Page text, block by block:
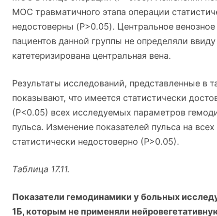
МОС травматичного этапа операции
недостоверны (P>0.05). Центральное
пациентов данной группы не определяли
катетеризирована центральная вена.
Результаты исследований, представленные в
показывают, что имеется статистически
(Р<0.05) всех исследуемых параметров
пульса. Изменение показателей пульса на
статистически недостоверно (Р>0.05).
Таблица 17.11.
Показатели гемодинамики у больных
1Б, которым не применяли